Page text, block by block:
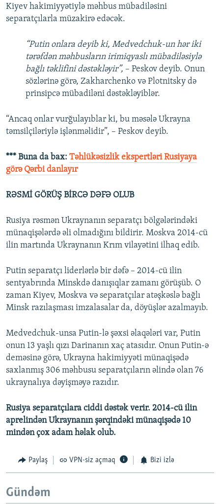
Kiyev hakimiyyətiylə məhbus mübadiləsini
separatçılarla müzakirə edəcək.
“Putin onlara deyib ki, Medvedchuk-un hər iki
tərəfdən məhbusların irimiqyaslı mübadiləsiylə
bağlı təklifini dəstəkləyir”, – Peskov deyib. Onun
sözlərinə görə, Zakharchenko və Plotnitsky də
prinsipcə mübadiləni dəstəkləyiblər.
“Ancaq onlar vurğulayıblar ki, bu məsələ Ukrayna
təmsilçiləriylə işlənməlidir”, – Peskov deyib.
*** Buna da bax: Təhlükəsizlik ekspertləri Rusiyaya
görə Qərbi danlayır
RƏSMİ GÖRÜŞ BİRCƏ DƏFƏ OLUB
Rusiya rəsmən Ukraynanın separatçı bölgələrindəki
münaqişələrdə əli olmadığını bildirir. Moskva 2014-cü
ilin martında Ukraynanın Krım vilayətini ilhaq edib.
Putin separatçı liderlərlə bir dəfə – 2014-cü ilin
sentyabrında Minskdə danışıqlar zamanı görüşüb. O
zaman Kiyev, Moskva və separatçılar atəşkəslə bağlı
Minsk razılaşması imzalasalar da, döyüşlər azalmayıb.
Medvedchuk-unsa Putin-lə şəxsi əlaqələri var, Putin
onun 13 yaşlı qızı Darinanın xaç atasıdır. Onun Putin-ə
deməsinə görə, Ukrayna hakimiyyəti münaqişədə
saxlanmış 306 məhbusu separatçıların əlində olan 76
ukraynalıya dəyişməyə razıdır.
Rusiya separatçılara ciddi dəstək verir. 2014-cü ilin
aprelindən Ukraynanın şərqindəki münaqişədə 10
mindən çox adam həlak olub.
Paylaş VPN-siz açmaq Bizi izlə
Gündəm